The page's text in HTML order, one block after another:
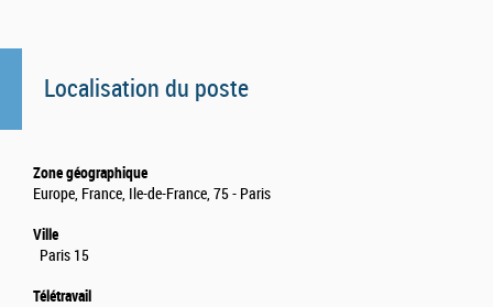
Localisation du poste
Zone géographique
Europe, France, Ile-de-France, 75 - Paris
Ville
Paris 15
Télétravail